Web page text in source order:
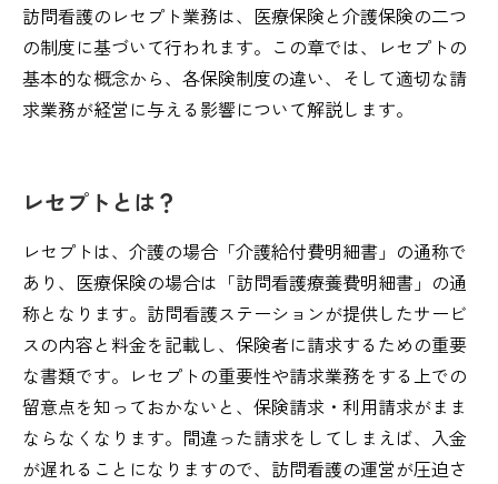
訪問看護のレセプト業務は、医療保険と介護保険の二つ
の制度に基づいて行われます。この章では、レセプトの
基本的な概念から、各保険制度の違い、そして適切な請
求業務が経営に与える影響について解説します。
レセプトとは？
レセプトは、介護の場合「介護給付費明細書」の通称で
あり、医療保険の場合は「訪問看護療養費明細書」の通
称となります。訪問看護ステーションが提供したサービ
スの内容と料金を記載し、保険者に請求するための重要
な書類です。レセプトの重要性や請求業務をする上での
留意点を知っておかないと、保険請求・利用請求がまま
ならなくなります。間違った請求をしてしまえば、入金
が遅れることになりますので、訪問看護の運営が圧迫さ